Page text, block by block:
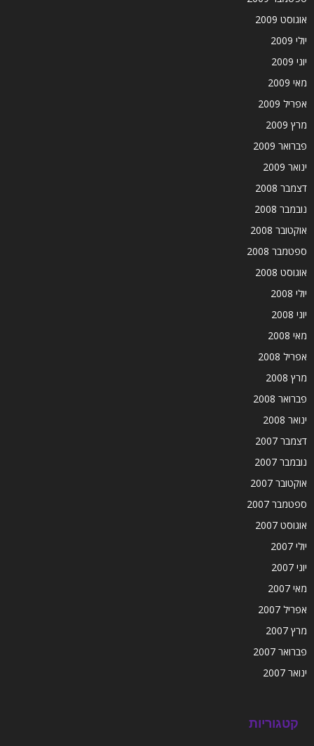
אוגוסט 2009
יולי 2009
יוני 2009
מאי 2009
אפריל 2009
מרץ 2009
פברואר 2009
ינואר 2009
דצמבר 2008
נובמבר 2008
אוקטובר 2008
ספטמבר 2008
אוגוסט 2008
יולי 2008
יוני 2008
מאי 2008
אפריל 2008
מרץ 2008
פברואר 2008
ינואר 2008
דצמבר 2007
נובמבר 2007
אוקטובר 2007
ספטמבר 2007
אוגוסט 2007
יולי 2007
יוני 2007
מאי 2007
אפריל 2007
מרץ 2007
פברואר 2007
ינואר 2007
קטגוריות